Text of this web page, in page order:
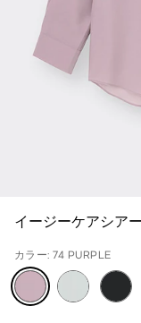
イージーケアシア
カラー: 74 PURPLE